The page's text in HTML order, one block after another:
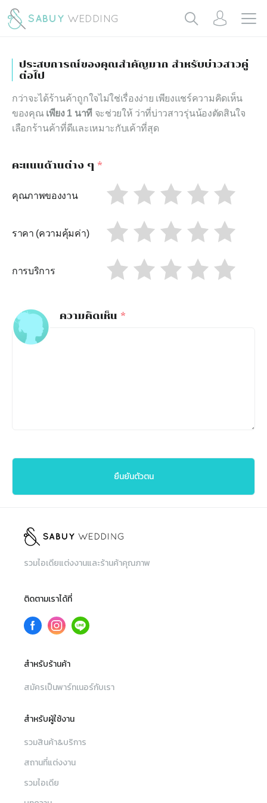
ประสบการณ์ของคุณสำคัญมาก สำหรับบ่าวสาวคู่
ต่อไป
กว่าจะได้ร้านค้าถูกใจไม่ใช่เรื่องง่าย เพียงแชร์ความคิดเห็น
ของคุณ เพียง 1 นาที จะช่วยให้ ว่าที่บ่าวสาวรุ่นน้องตัดสินใจ
เลือกร้านค้าที่ดีและเหมาะกับเค้าที่สุด
คะแนนด้านต่าง ๆ *
คุณภาพของงาน
ราคา (ความคุ้มค่า)
การบริการ
ความคิดเห็น *
ยืนยันตัวตน
รวมไอเดียแต่งงานและร้านค้าคุณภาพ
ติดตามเราได้ที่
สำหรับร้านค้า
สมัครเป็นพาร์ทเนอร์กับเรา
สำหรับผู้ใช้งาน
รวมสินค้า&บริการ
สถานที่แต่งงาน
รวมไอเดีย